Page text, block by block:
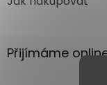
Přijímáme